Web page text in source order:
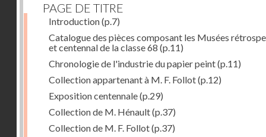
PAGE DE TITRE
Introduction(p.7)
Catalogue des pièces composant les Musées
et centennal de la classe 68 (p.11)
Chronologie de l'industrie du papier peint(p.11)
Collection appartenant à M. F. Follot(p.12)
Exposition centennale(p.29)
Collection de M. Hénault(p.37)
Collection de M. F. Follot(p.37)